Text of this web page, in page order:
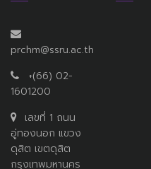
prchm@ssru.ac.th
+(66) 02-
1601200
เลขที่ 1 ถนน
อู่ทองนอก แขวง
ดุสิต เขตดุสิต
กรุงเทพมหานคร